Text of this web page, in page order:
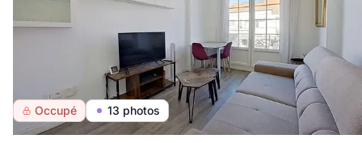
Occupé 13 photos